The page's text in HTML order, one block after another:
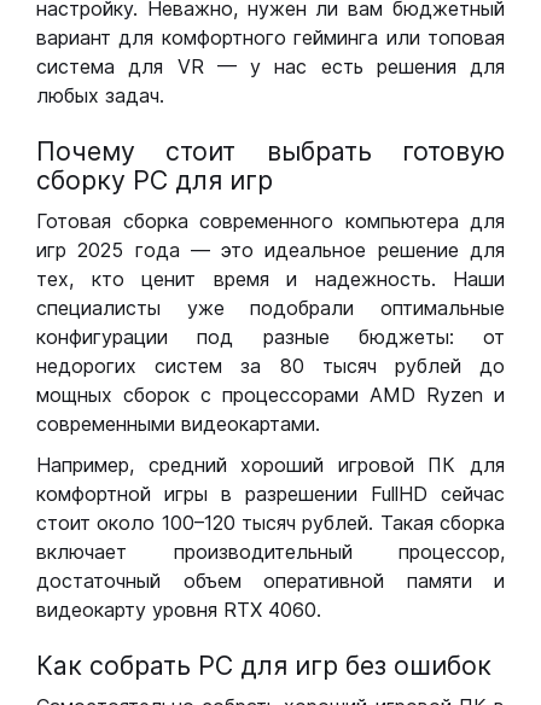
настройку. Неважно, нужен ли вам бюджетный
вариант для комфортного гейминга или топовая
система для VR — у нас есть решения для
любых задач.
Почему стоит выбрать готовую
сборку РС для игр
Готовая сборка современного компьютера для
игр 2025 года — это идеальное решение для
тех, кто ценит время и надежность. Наши
специалисты уже подобрали оптимальные
конфигурации под разные бюджеты: от
недорогих систем за 80 тысяч рублей до
мощных сборок с процессорами AMD Ryzen и
современными видеокартами.
Например, средний хороший игровой ПК для
комфортной игры в разрешении FullHD сейчас
стоит около 100–120 тысяч рублей. Такая сборка
включает производительный процессор,
достаточный объем оперативной памяти и
видеокарту уровня RTX 4060.
Как собрать РС для игр без ошибок